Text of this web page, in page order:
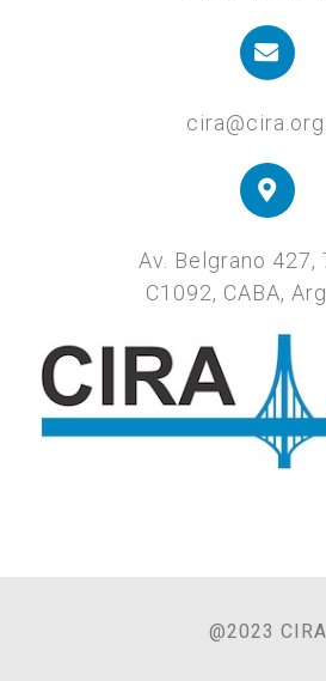
Av. Belgrano 427,
C1092, CABA,
@2023 CIRA